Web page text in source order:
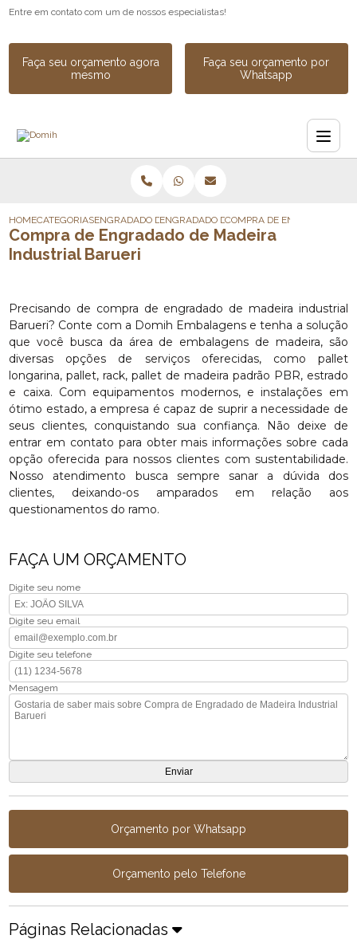
Entre em contato com um de nossos especialistas!
Faça seu orçamento agora
mesmo
Faça seu orçamento por
Whatsapp
HOMECATEGORIASENGRADADO DE MADEIRAENGRADADO DE MADEIRA PARA
COMPRA DE ENGRADADO
Compra de Engradado de Madeira
Industrial Barueri
Precisando de compra de engradado de madeira industrial
Barueri? Conte com a Domih Embalagens e tenha a solução
que você busca da área de embalagens de madeira, são
diversas opções de serviços oferecidas, como pallet
longarina, pallet, rack, pallet de madeira padrão PBR, estrado
e caixa. Com equipamentos modernos, e instalações em
ótimo estado, a empresa é capaz de suprir a necessidade de
seus clientes, conquistando sua confiança. Não deixe de
entrar em contato para obter mais informações sobre cada
opção oferecida para nossos clientes com sustentabilidade.
Nosso atendimento busca sempre sanar a dúvida dos
clientes, deixando-os amparados em relação aos
questionamentos do ramo.
FAÇA UM ORÇAMENTO
Digite seu nome
Digite seu email
Digite seu telefone
Mensagem
Orçamento por Whatsapp
Orçamento pelo Telefone
Páginas Relacionadas